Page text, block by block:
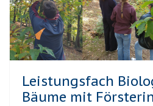
Leistungsfach
Bäume mit